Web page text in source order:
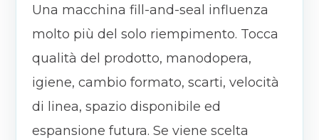
Una macchina fill-and-seal influenza
molto più del solo riempimento. Tocca
qualità del prodotto, manodopera,
igiene, cambio formato, scarti, velocità
di linea, spazio disponibile ed
espansione futura. Se viene scelta